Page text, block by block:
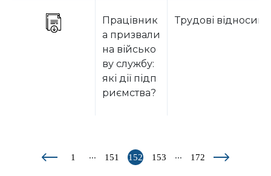
Працівник
а призвали
на військо
ву службу:
які дії підп
риємства?
Трудові відносини
1 ... 151 152 153 ... 172